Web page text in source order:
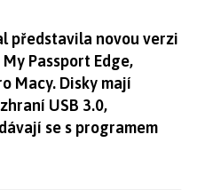
představila novou verzi
Passport Edge,
Macy. Disky mají
USB 3.0,
se s programem